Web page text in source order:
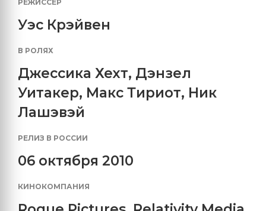
РЕЖИССЕР
Уэс Крэйвен
В РОЛЯХ
Джессика Хехт, Дэнзел
Уитакер, Макс Тириот, Ник
Лашэвэй
РЕЛИЗ В РОССИИ
06 октября 2010
КИНОКОМПАНИЯ